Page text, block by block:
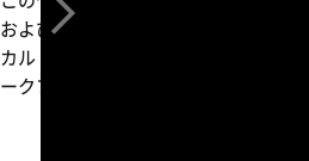
および Omniverse™ テクノロジを使
カル AI 開発向けの実用的なエンドツ
ークフローについて解説します。